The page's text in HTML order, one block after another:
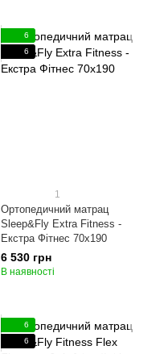
6
6
1
Ортопедичний матрац
Sleep&Fly Extra Fitness -
Екстра Фітнес 70x190
6 530 грн
В наявності
6
6